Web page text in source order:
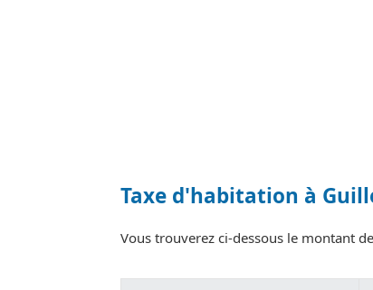
Taxe d'habitation à
Vous trouverez ci-dessous le montant